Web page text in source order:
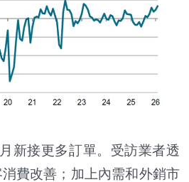
新接更多訂單。受訪業者透
費改善；加上內需和外銷市